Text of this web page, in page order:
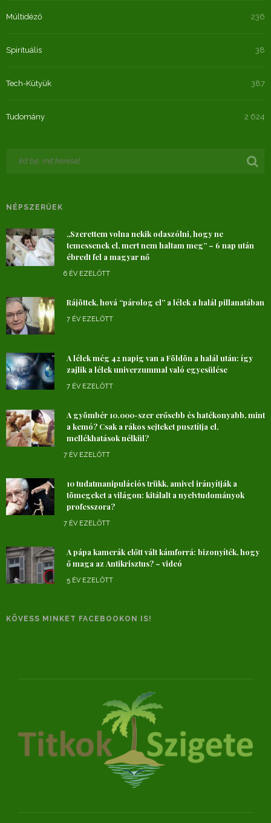
Múltidéző 236
Spirituális 38
Tech-Kütyük 387
Tudomány 2 624
NÉPSZERŰEK
„Szerettem volna nekik odaszólni, hogy ne
temessenek el, mert nem haltam meg” – 6 nap után
ébredt fel a magyar nő
6 ÉV EZELŐTT
Rájöttek, hová “párolog el” a lélek a halál pillanatában
7 ÉV EZELŐTT
A lélek még 42 napig van a Földön a halál után: így
zajlik a lélek univerzummal való egyesülése
7 ÉV EZELŐTT
A gyömbér 10.000-szer erősebb és hatékonyabb, mint
a kemó? Csak a rákos sejteket pusztítja el,
mellékhatások nélkül?
7 ÉV EZELŐTT
10 tudatmanipulációs trükk, amivel irányítják a
tömegeket a világon: kitálalt a nyelvtudományok
professzora?
7 ÉV EZELŐTT
A pápa kamerák előtt vált kámforrá: bizonyíték, hogy
ő maga az Antikrisztus? – videó
5 ÉV EZELŐTT
KÖVESS MINKET FACEBOOKON IS!